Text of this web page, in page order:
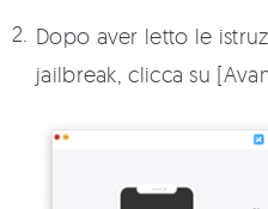
Dopo aver letto le
jailbreak, clicca su